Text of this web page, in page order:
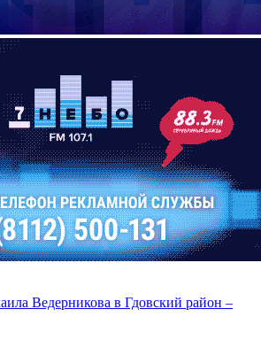
Ведерникова в Гдовский район –